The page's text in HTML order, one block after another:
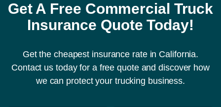
Get A Free Commercial Truck
Insurance Quote Today!
Get the cheapest insurance rate in California.
Contact us today for a free quote and discover how
we can protect your trucking business.